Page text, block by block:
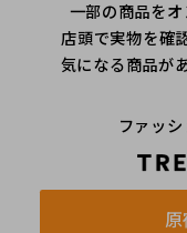
一部の商品をオ
店頭で実物を確
気になる商品が
ファッ